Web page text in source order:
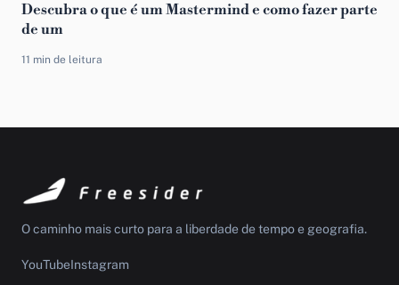
Descubra o que é um Mastermind e como fazer parte
de um
11 min de leitura
O caminho mais curto para a liberdade de tempo e geografia.
YouTubeInstagram